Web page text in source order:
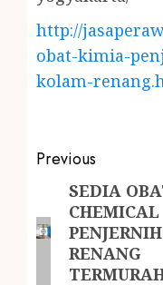
http://
obat-kimia-
kolam-
Previous
SEDIA
CHEMICAL
RENANG